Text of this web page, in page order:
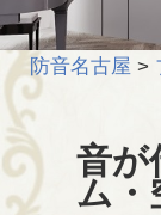
防音名古屋 >
音が
ム・